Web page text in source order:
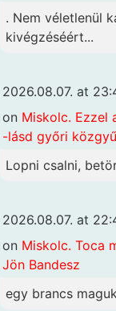
. Nem véletlenül
kivégzéséért...
2026.08.07. at
on Miskolc. Ezzel
-lásd győri
Lopni csalni,
2026.08.07. at
on Miskolc. Toca
Jön Bandesz
egy brancs